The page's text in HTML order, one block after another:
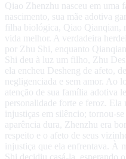
Qiao Zhenzhu nasceu em uma
nascimento, sua mãe adotiva
filha biológica, Qiao Qianqian,
vida melhor. A verdadeira
por Zhu Shi, enquanto
Shi deu à luz um filho, Zhu
ela encheu Desheng de afeto,
negligenciada e sem amor. Ao
atenção de sua família adotiva
personalidade forte e feroz. Ela
injustiças em silêncio; tornou-
aparência dura, Zhenzhu era
respeito e o afeto de seus
injustiça que ela enfrentava. À